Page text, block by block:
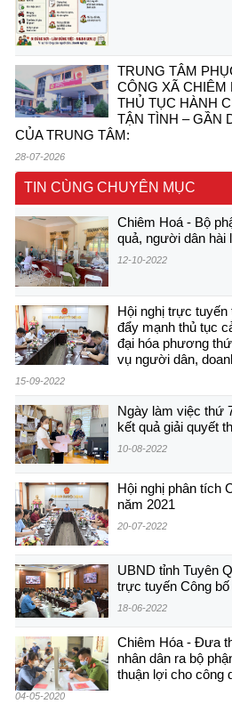
TRUNG TÂM
CÔNG XÃ CHIÊM
THỦ TỤC HÀNH
TẬN TÌNH – GẦN
CỦA TRUNG TÂM:
28-07-2026
TIN CÙNG CHUYÊN MỤC
Chiêm Hoá - Bộ
quả, người dân hài
12-10-2022
Hội nghị trực
đẩy mạnh thủ tục
đại hóa phương
vụ người dân,
15-09-2022
Ngày làm việc thứ
kết quả giải quyết
10-08-2022
Hội nghị phân tích
năm 2021
20-07-2022
UBND tỉnh Tuyên
trực tuyến Công
18-06-2022
Chiêm Hóa - Đưa
nhân dân ra bộ
thuận lợi cho công
04-05-2020